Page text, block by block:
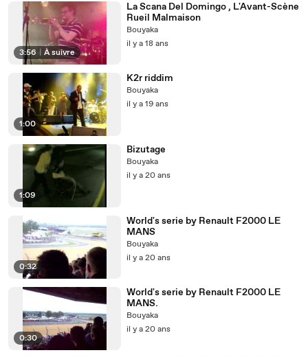
3:56 À suivre
La Scana Del Domingo , L'Avant-Scène
Rueil Malmaison
Bouyaka
il y a 18 ans
1:00
K2r riddim
Bouyaka
il y a 19 ans
1:09
Bizutage
Bouyaka
il y a 20 ans
0:32
World's serie by Renault F2000 LE
MANS
Bouyaka
il y a 20 ans
0:30
World's serie by Renault F2000 LE
MANS.
Bouyaka
il y a 20 ans